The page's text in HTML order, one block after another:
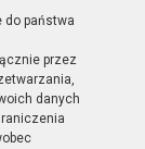
do państwa
przez
danych